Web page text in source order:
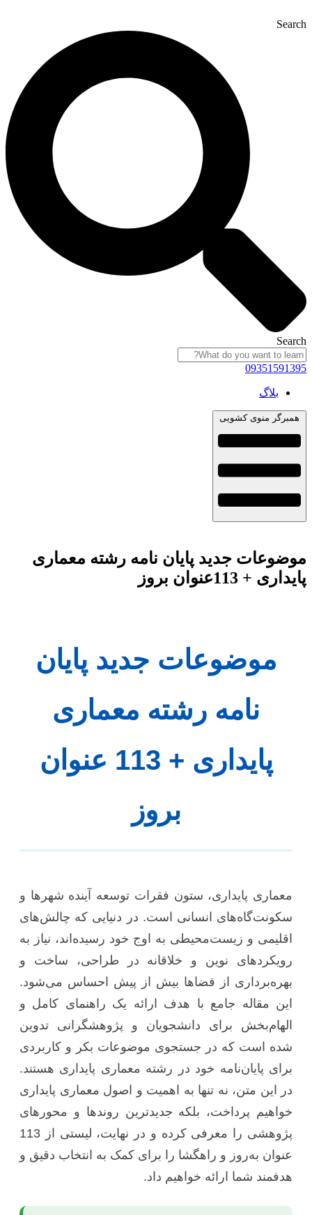
Search
Search
09351591395
بلاگ
همبرگر منوی کشویی
موضوعات جدید پایان نامه رشته معماری
پایداری + 113عنوان بروز
موضوعات جدید پایان
نامه رشته معماری
پایداری + 113 عنوان
بروز
معماری پایداری، ستون فقرات توسعه آینده شهرها و
سکونت‌گاه‌های انسانی است. در دنیایی که چالش‌های
اقلیمی و زیست‌محیطی به اوج خود رسیده‌اند، نیاز به
رویکردهای نوین و خلاقانه در طراحی، ساخت و
بهره‌برداری از فضاها بیش از پیش احساس می‌شود.
این مقاله جامع با هدف ارائه یک راهنمای کامل و
الهام‌بخش برای دانشجویان و پژوهشگرانی تدوین
شده است که در جستجوی موضوعات بکر و کاربردی
برای پایان‌نامه خود در رشته معماری پایداری هستند.
در این متن، نه تنها به اهمیت و اصول معماری پایداری
خواهیم پرداخت، بلکه جدیدترین روندها و محورهای
پژوهشی را معرفی کرده و در نهایت، لیستی از 113
عنوان به‌روز و راهگشا را برای کمک به انتخاب دقیق و
هدفمند شما ارائه خواهیم داد.